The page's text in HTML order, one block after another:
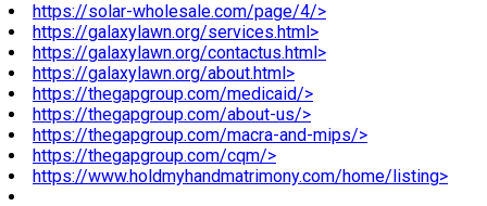
https://solar-wholesale.com/page/4/>
https://galaxylawn.org/services.html>
https://galaxylawn.org/contactus.html>
https://galaxylawn.org/about.html>
https://thegapgroup.com/medicaid/>
https://thegapgroup.com/about-us/>
https://thegapgroup.com/macra-and-mips/>
https://thegapgroup.com/cqm/>
https://www.holdmyhandmatrimony.com/home/listing>